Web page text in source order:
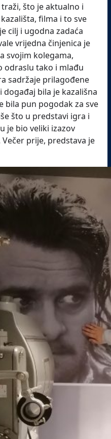
što je aktualno i
filma i to sve
cilj i ugodna zadaća
vrijedna činjenica je
svojim kolegama,
odraslu tako i mlađu
sadržaje prilagođene
bila je kazališna
bila pun pogodak za sve
što u predstavi igra i
je bio veliki izazov
prije, predstava je